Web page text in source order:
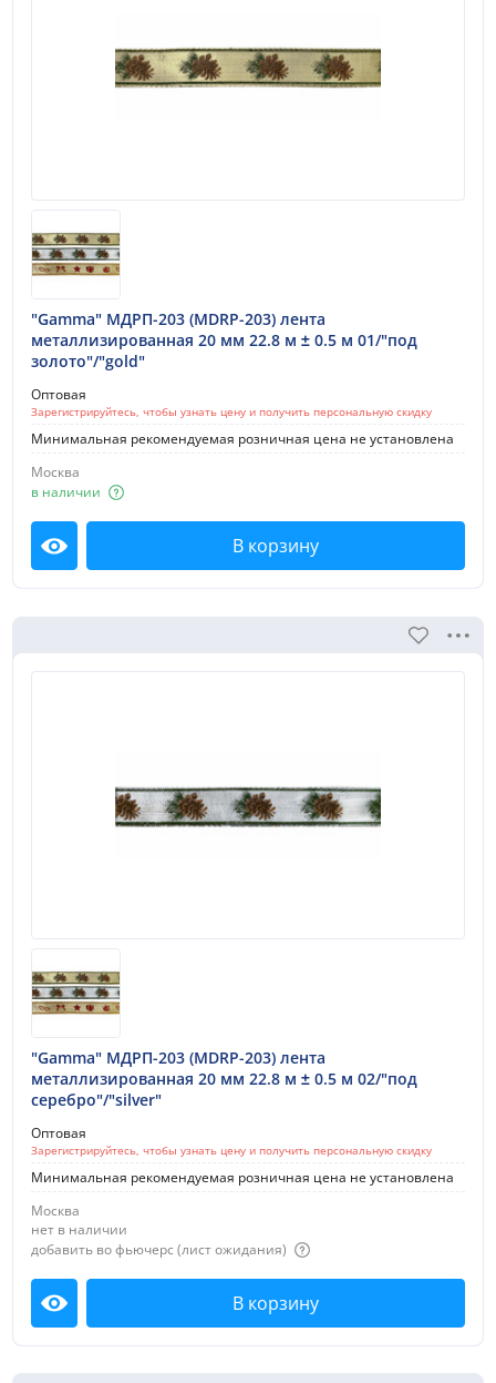
"Gamma" МДРП-203 (MDRP-203) лента
металлизированная 20 мм 22.8 м ± 0.5 м 01/"под
золото"/"gold"
Оптовая
Зарегистрируйтесь, чтобы узнать цену и получить персональную скидку
Минимальная рекомендуемая розничная цена не установлена
Москва
в наличии
Посмотреть В корзину
"Gamma" МДРП-203 (MDRP-203) лента
металлизированная 20 мм 22.8 м ± 0.5 м 02/"под
серебро"/"silver"
Оптовая
Зарегистрируйтесь, чтобы узнать цену и получить персональную скидку
Минимальная рекомендуемая розничная цена не установлена
Москва
нет в наличии
добавить во фьючерс (лист ожидания)
Посмотреть В корзину